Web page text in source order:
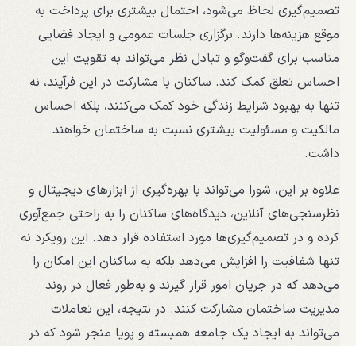
تصمیم‌گیری لحاظ می‌شود، احتمال بیشتری برای پرداخت به
موقع هزینه‌ها دارند. برگزاری جلسات عمومی و ایجاد فضایی
مناسب برای گفت‌وگو و تبادل نظر می‌تواند به تقویت این
احساس تعلق کمک کند. ساکنان با مشارکت در این فرآیند، نه
تنها به بهبود شرایط زندگی خود کمک می‌کنند، بلکه احساس
مالکیت و مسئولیت بیشتری نسبت به ساختمان خواهند
داشت.
علاوه بر این، شورا می‌تواند با بهره‌گیری از ابزارهای دیجیتال و
نظرسنجی‌های آنلاین، دیدگاه‌های ساکنان را به راحتی جمع‌آوری
کرده و در تصمیم‌گیری‌ها مورد استفاده قرار دهد. این رویکرد نه
تنها شفافیت را افزایش می‌دهد بلکه به ساکنان این امکان را
می‌دهد که در جریان امور قرار گیرند و به‌طور فعال در روند
مدیریت ساختمان مشارکت کنند. در نتیجه، این تعاملات
می‌تواند به ایجاد یک جامعه همبسته و پویا منجر شود که در